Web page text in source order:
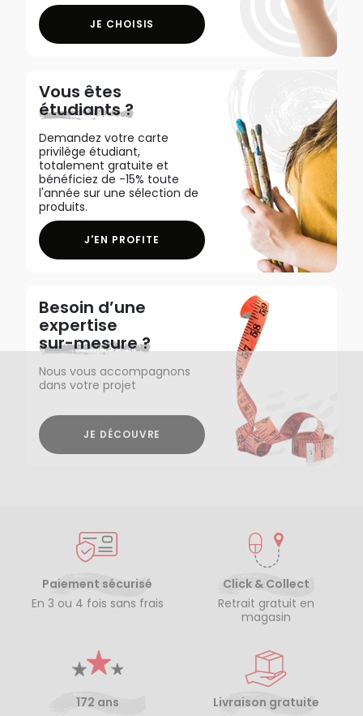
JE CHOISIS
Vous êtes
étudiants ?
Demandez votre carte
privilège étudiant,
totalement gratuite et
bénéficiez de -15% toute
l'année sur une sélection de
produits.
J'EN PROFITE
Besoin d’une
expertise
sur-mesure ?
Nous vous accompagnons
dans votre projet
JE DÉCOUVRE
Paiement sécurisé
En 3 ou 4 fois sans frais
Click & Collect
Retrait gratuit en
magasin
172 ans
Livraison gratuite